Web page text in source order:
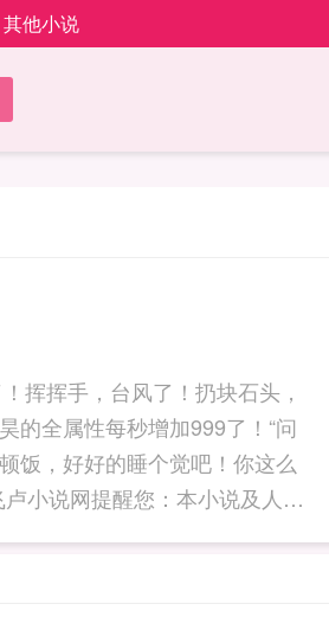
其他小说
挥挥手，台风了！扔块石头，
的全属性每秒增加999了！“问
饭，好好的睡个觉吧！你这么
小说网提醒您：本小说及人物